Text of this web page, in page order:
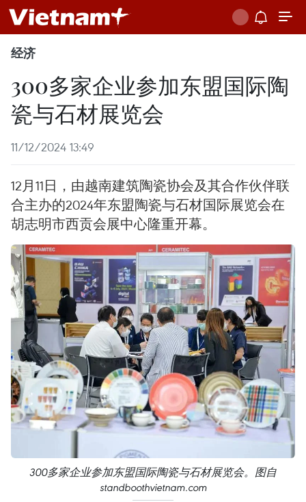
经济
300多家企业参加东盟国际陶
瓷与石材展览会
11/12/2024 13:49
12月11日，由越南建筑陶瓷协会及其合作伙伴联
合主办的2024年东盟陶瓷与石材国际展览会在
胡志明市西贡会展中心隆重开幕。
300多家企业参加东盟国际陶瓷与石材展览会。图自
standboothvietnam.com